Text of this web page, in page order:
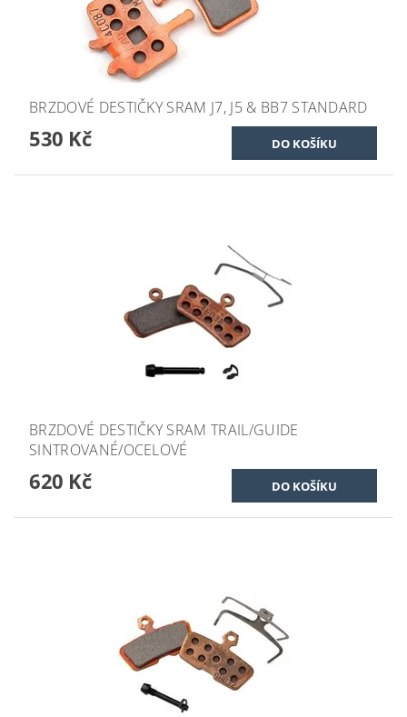
BRZDOVÉ DESTIČKY SRAM J7, J5 & BB7 STANDARD
530 Kč
BRZDOVÉ DESTIČKY SRAM TRAIL/GUIDE
SINTROVANÉ/OCELOVÉ
620 Kč